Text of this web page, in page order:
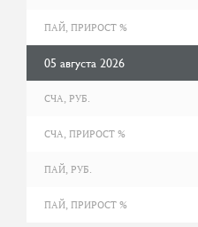
ПАЙ, ПРИРОСТ %
05 августа 2026
СЧА, РУБ.
СЧА, ПРИРОСТ %
ПАЙ, РУБ.
ПАЙ, ПРИРОСТ %